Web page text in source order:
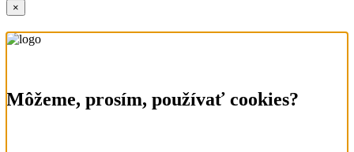
×
Môžeme, prosím, používať cookies?